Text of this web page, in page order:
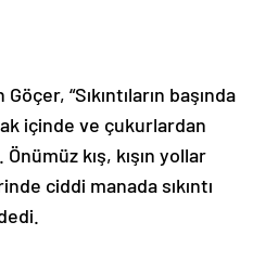
“Sıkıntıların başında
içinde ve çukurlardan
kış, kışın yollar
ciddi manada sıkıntı